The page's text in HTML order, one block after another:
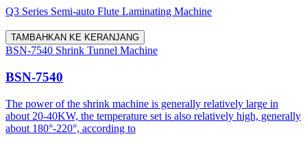
Q3 Series Semi-auto Flute Laminating Machine
TAMBAHKAN KE KERANJANG
BSN-7540 Shrink Tunnel Machine
BSN-7540
The power of the shrink machine is generally relatively large in
about 20-40KW, the temperature set is also relatively high, generally
about 180°-220°, according to